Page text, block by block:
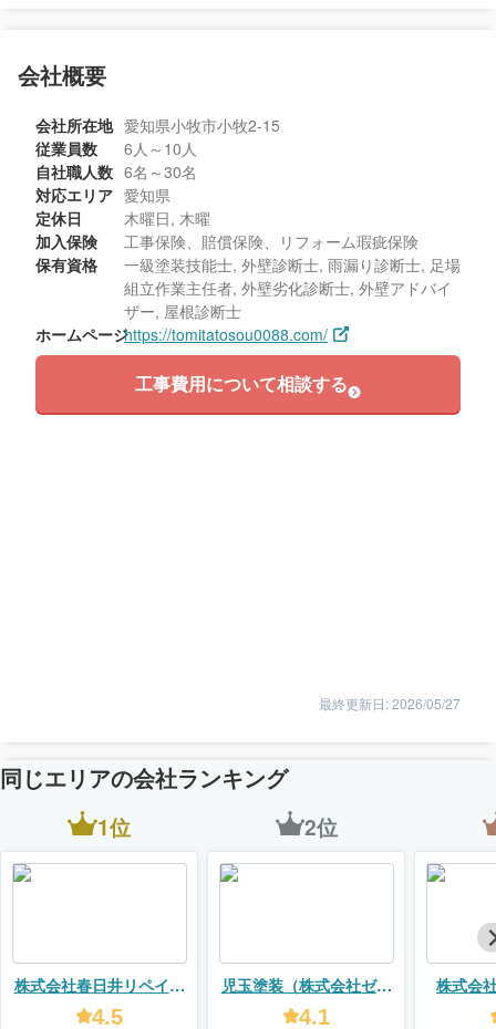
会社概要
会社所在地 愛知県小牧市小牧2-15
従業員数
6人～10人
自社職人数 6名～30名
対応エリア 愛知県
定休日
木曜日, 木曜
加入保険
工事保険、賠償保険、リフォーム瑕疵保険
保有資格
一級塗装技能士, 外壁診断士, 雨漏り診断士, 足場
組立作業主任者, 外壁劣化診断士, 外壁アドバイ
ザー, 屋根診断士
ホームページhttps://tomitatosou0088.com/
工事費用について相談する
最終更新日: 2026/05/27
同じエリアの会社ランキング
1位
株式会社春日井リペイン
ト
4.5
2位
児玉塗装（株式会社ゼロ
プラス）
4.1
株式会
フォー